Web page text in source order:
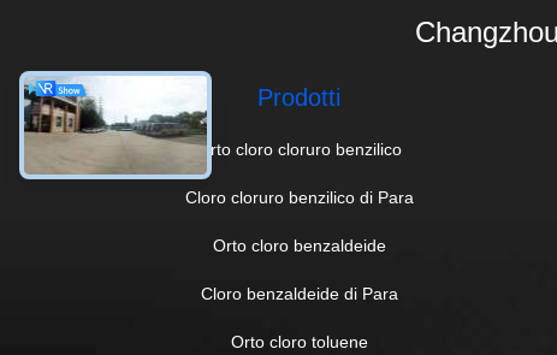
Prodotti
Orto cloro cloruro benzilico
Cloro cloruro benzilico di Para
Orto cloro benzaldeide
Cloro benzaldeide di Para
Orto cloro toluene